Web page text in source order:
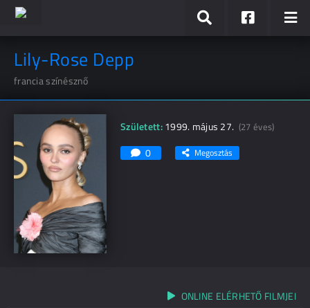
Lily-Rose Depp
francia színésznő
Született:1999. május 27. (27 éves)
0 Megosztás
ONLINE ELÉRHETŐ FILMJEI